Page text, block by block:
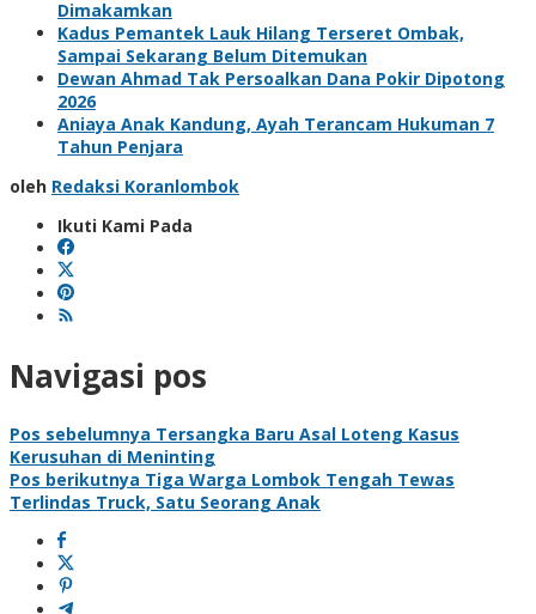
Dimakamkan
Kadus Pemantek Lauk Hilang Terseret Ombak,
Sampai Sekarang Belum Ditemukan
Dewan Ahmad Tak Persoalkan Dana Pokir Dipotong
2026
Aniaya Anak Kandung, Ayah Terancam Hukuman 7
Tahun Penjara
oleh Redaksi Koranlombok
Ikuti Kami Pada
Navigasi pos
Pos sebelumnya Tersangka Baru Asal Loteng Kasus
Kerusuhan di Meninting
Pos berikutnya Tiga Warga Lombok Tengah Tewas
Terlindas Truck, Satu Seorang Anak